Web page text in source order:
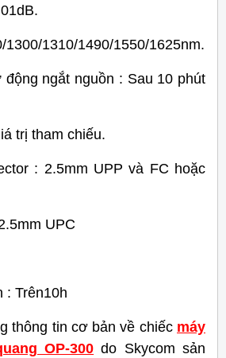
1310/1490/1550/1625nm.
ngắt nguồn : Sau 10 phút
trị tham chiếu.
: 2.5mm UPP và FC hoặc
UPC
Trên10h
thông tin cơ bản về chiếc máy
OP-300 do Skycom sản